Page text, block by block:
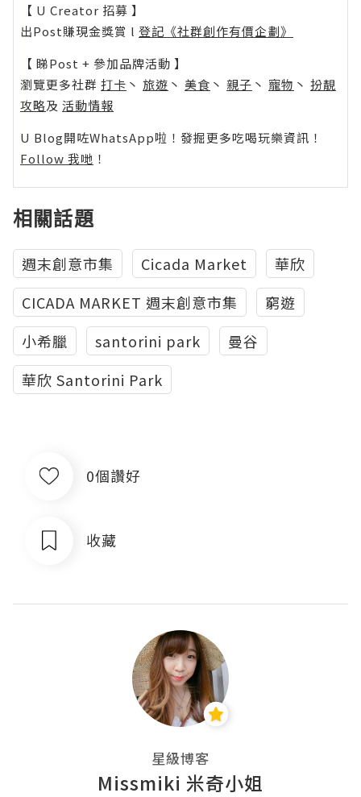
【 U Creator 招募 】
出Post賺現金獎賞 l 登記《社群創作有價企劃》
【 睇Post + 參加品牌活動 】
瀏覽更多社群 打卡 丶 旅遊 丶 美食 丶 親子 丶 寵物 丶 扮靚
攻略及 活動情報
U Blog開咗WhatsApp啦！發掘更多吃喝玩樂資訊！
Follow 我哋 ！
相關話題
週末創意市集 Cicada Market
華欣
CICADA MARKET 週末創意市集
窮遊
小希臘
santorini park
曼谷
華欣 Santorini Park
0個讚好
收藏
星級博客
Missmiki 米奇小姐